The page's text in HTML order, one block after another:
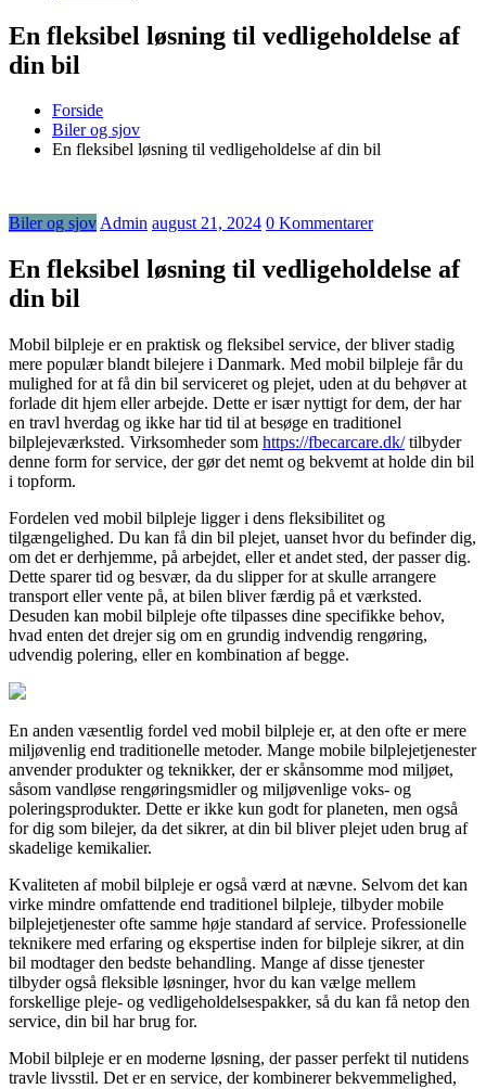
En fleksibel løsning til vedligeholdelse af
din bil
Forside
Biler og sjov
En fleksibel løsning til vedligeholdelse af din bil
Biler og sjovAdmin august 21, 2024 0 Kommentarer
En fleksibel løsning til vedligeholdelse af
din bil
Mobil bilpleje er en praktisk og fleksibel service, der bliver stadig
mere populær blandt bilejere i Danmark. Med mobil bilpleje får du
mulighed for at få din bil serviceret og plejet, uden at du behøver at
forlade dit hjem eller arbejde. Dette er især nyttigt for dem, der har
en travl hverdag og ikke har tid til at besøge en traditionel
bilplejeværksted. Virksomheder som https://fbecarcare.dk/tilbyder
denne form for service, der gør det nemt og bekvemt at holde din bil
i topform.
Fordelen ved mobil bilpleje ligger i dens fleksibilitet og
tilgængelighed. Du kan få din bil plejet, uanset hvor du befinder dig,
om det er derhjemme, på arbejdet, eller et andet sted, der passer dig.
Dette sparer tid og besvær, da du slipper for at skulle arrangere
transport eller vente på, at bilen bliver færdig på et værksted.
Desuden kan mobil bilpleje ofte tilpasses dine specifikke behov,
hvad enten det drejer sig om en grundig indvendig rengøring,
udvendig polering, eller en kombination af begge.
En anden væsentlig fordel ved mobil bilpleje er, at den ofte er mere
miljøvenlig end traditionelle metoder. Mange mobile bilplejetjenester
anvender produkter og teknikker, der er skånsomme mod miljøet,
såsom vandløse rengøringsmidler og miljøvenlige voks- og
poleringsprodukter. Dette er ikke kun godt for planeten, men også
for dig som bilejer, da det sikrer, at din bil bliver plejet uden brug af
skadelige kemikalier.
Kvaliteten af mobil bilpleje er også værd at nævne. Selvom det kan
virke mindre omfattende end traditionel bilpleje, tilbyder mobile
bilplejetjenester ofte samme høje standard af service. Professionelle
teknikere med erfaring og ekspertise inden for bilpleje sikrer, at din
bil modtager den bedste behandling. Mange af disse tjenester
tilbyder også fleksible løsninger, hvor du kan vælge mellem
forskellige pleje- og vedligeholdelsespakker, så du kan få netop den
service, din bil har brug for.
Mobil bilpleje er en moderne løsning, der passer perfekt til nutidens
travle livsstil. Det er en service, der kombinerer bekvemmelighed,